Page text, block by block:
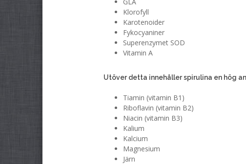
Klorofyll
Karotenoider
Fykocyaniner
Superenzymet SOD
Vitamin A
Utöver detta innehåller spirulina en hög
Tiamin (vitamin B1)
Riboflavin (vitamin B2)
Niacin (vitamin B3)
Kalium
Kalcium
Magnesium
Järn